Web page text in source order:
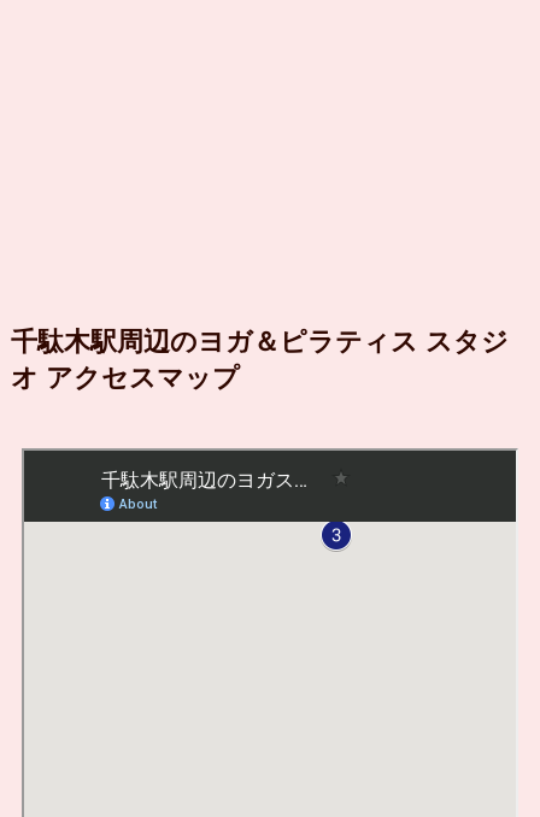
千駄木駅周辺のヨガ＆ピラティス スタジ
オ アクセスマップ